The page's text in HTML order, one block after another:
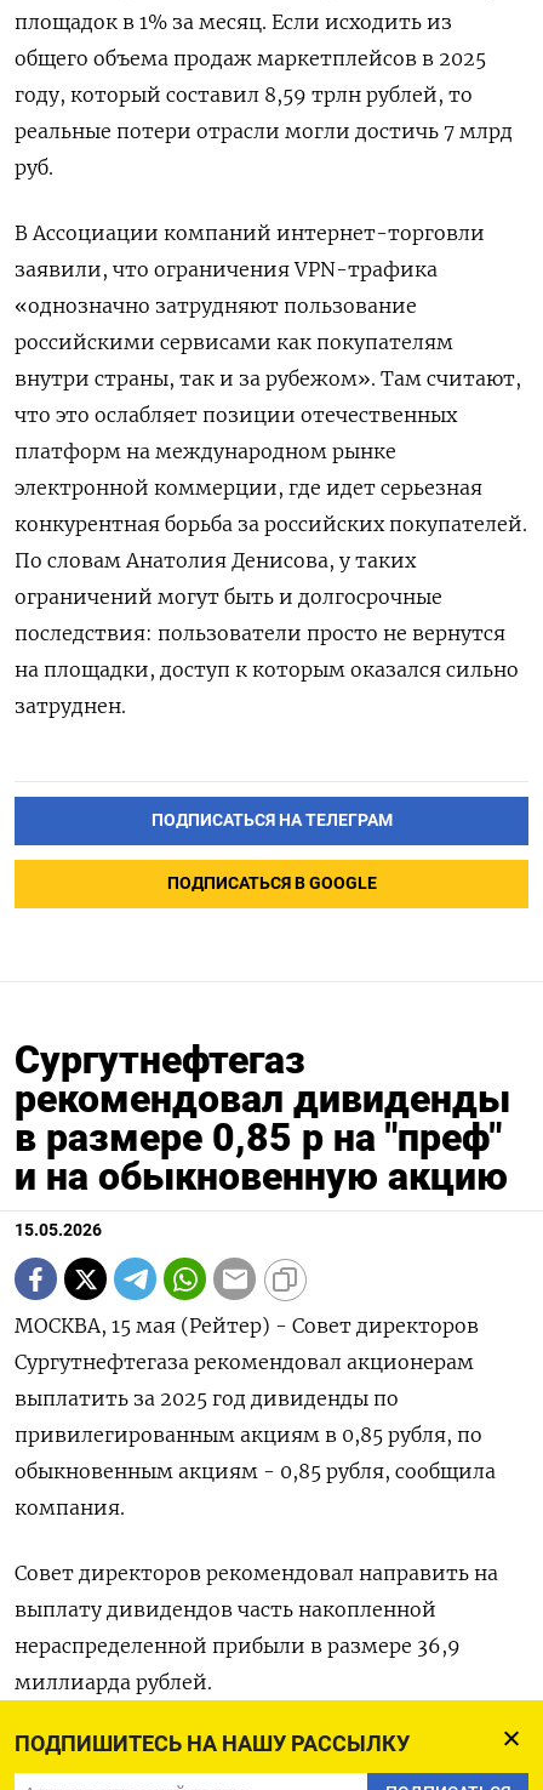
ПОДПИШИТЕСЬ НА НАШУ РАССЫЛКУ
площадок в 1% за месяц. Если исходить из
общего объема продаж маркетплейсов в 2025
году, который составил 8,59 трлн рублей, то
реальные потери отрасли могли достичь 7 млрд
руб.
В Ассоциации компаний интернет-торговли
заявили, что ограничения VPN-трафика
«однозначно затрудняют пользование
российскими сервисами как покупателям
внутри страны, так и за рубежом». Там считают,
что это ослабляет позиции отечественных
платформ на международном рынке
электронной коммерции, где идет серьезная
конкурентная борьба за российских покупателей.
По словам Анатолия Денисова, у таких
ограничений могут быть и долгосрочные
последствия: пользователи просто не вернутся
на площадки, доступ к которым оказался сильно
затруднен.
ПОДПИСАТЬСЯ НА ТЕЛЕГРАМ
ПОДПИСАТЬСЯ В GOOGLE
Сургутнефтегаз
рекомендовал дивиденды
в размере 0,85 р на "преф"
и на обыкновенную акцию
15.05.2026
МОСКВА, 15 мая (Рейтер) - Совет директоров
Сургутнефтегаза ‌рекомендовал акционерам
выплатить ​за 2025 год ​дивиденды ​по
⁠привилегированным ‌акциям в ‌0,85 рубля, по
обыкновенным ​акциям - ‌0,85 ​рубля, сообщила
‌компания.
Совет директоров рекомендовал направить на ​
выплату дивидендов ​часть ‌накопленной
нераспределенной ​прибыли в размере 36,9
миллиарда рублей.
Дата, на которую ​определяются ⁠лица, имеющие
право ‌на получение дивидендов - ‌16 июля ​2026